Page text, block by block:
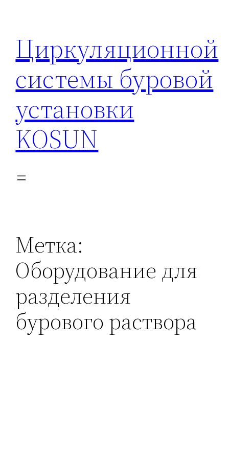
содержимому
Циркуляционной
системы буровой
установки
KOSUN
Метка:
Оборудование для
разделения
бурового раствора